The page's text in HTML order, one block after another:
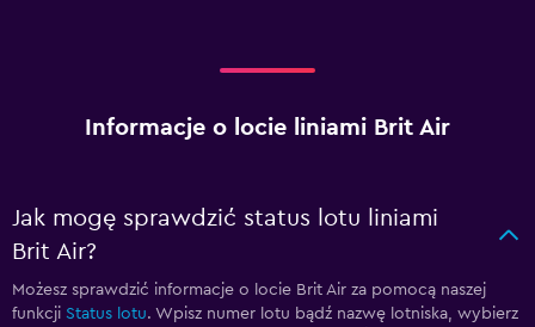
Informacje o locie liniami Brit Air
Jak mogę sprawdzić status lotu liniami
Brit Air?
Możesz sprawdzić informacje o locie Brit Air za pomocą naszej
funkcji Status lotu. Wpisz numer lotu bądź nazwę lotniska, wybierz